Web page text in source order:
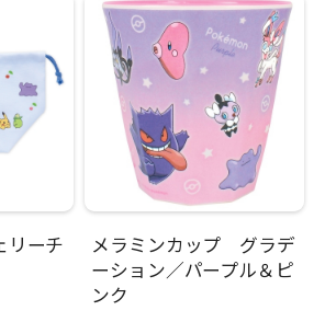
リーチ
メラミンカップ グラデ
ーション／パープル＆ピ
ンク